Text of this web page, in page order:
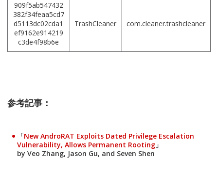
909f5ab547432
382f34feaa5cd7
d5113dc02cda1
ef9162e914219
c3de4f98b6e
TrashCleaner com.cleaner.trashcleaner
参考記事：
「New AndroRAT Exploits Dated Privilege Escalation
Vulnerability, Allows Permanent Rooting 」
by Veo Zhang, Jason Gu, and Seven Shen